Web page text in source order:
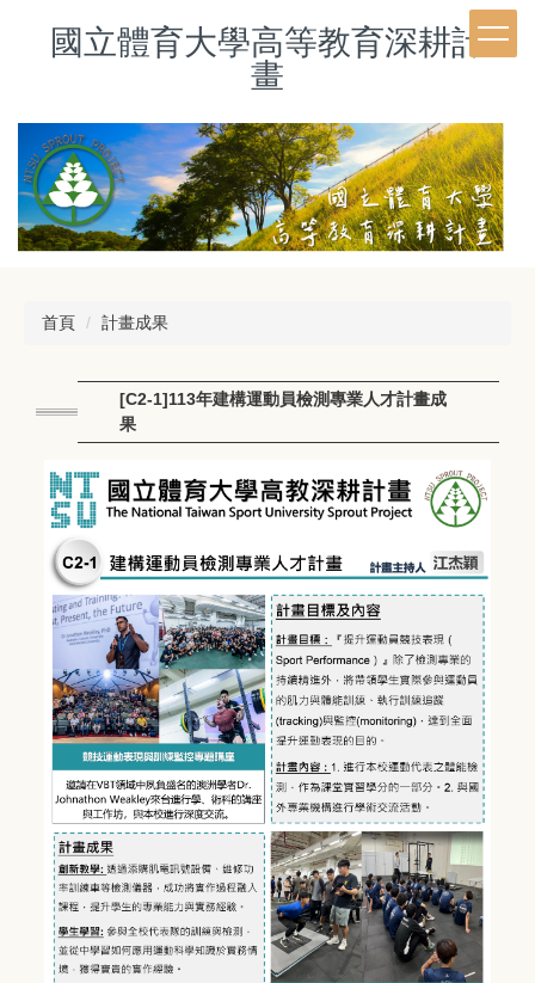
區
國立體育大學高等教育深耕計
畫
首頁 計畫成果
[C2-1]113年建構運動員檢測專業人才計畫成
果